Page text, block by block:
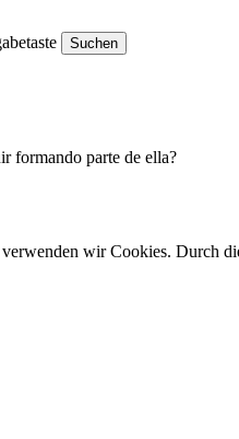
Suchen
formando parte de ella?
wir Cookies. Durch